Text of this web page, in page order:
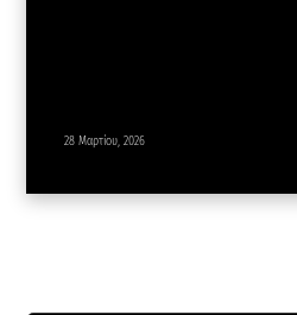
28 Μαρτίου, 2026